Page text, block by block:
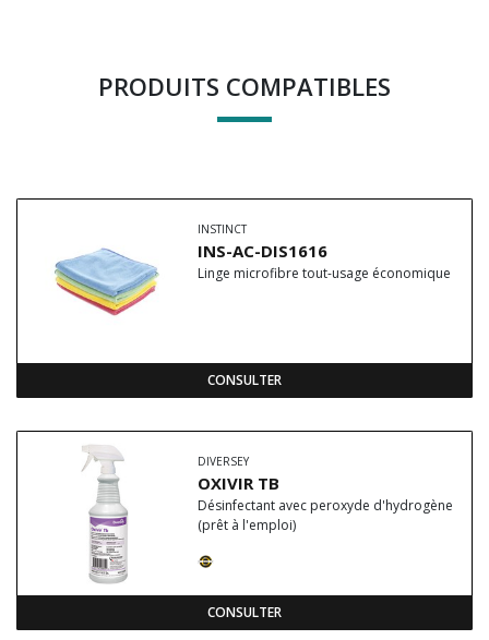
PRODUITS COMPATIBLES
INSTINCT
INS-AC-DIS1616
Linge microfibre tout-usage économique
CONSULTER
DIVERSEY
OXIVIR TB
Désinfectant avec peroxyde d'hydrogène
(prêt à l'emploi)
CONSULTER